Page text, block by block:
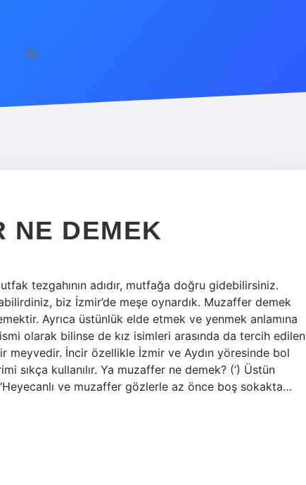
NE DEMEK
tezgahının adıdır, mutfağa doğru gidebilirsiniz.
biz İzmir’de meşe oynardık. Muzaffer demek
Ayrıca üstünlük elde etmek ve yenmek anlamına
olarak bilinse de kız isimleri arasında da tercih edilen
meyvedir. İncir özellikle İzmir ve Aydın yöresinde bol
sıkça kullanılır. Ya muzaffer ne demek? (‘) Üstün
ve muzaffer gözlerle az önce boş sokakta…